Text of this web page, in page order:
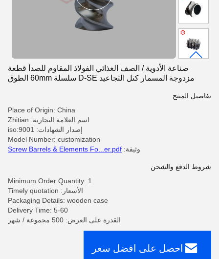
صناعة الأدوية / الصف الغذائي الفولاذ المقاوم للصدأ قطعة
مزدوجة المسمار كتل التجاعيد D-SE سلسلة 60mm الطوق
تفاصيل المنتج
Place of Origin: China
اسم العلامة التجارية: Zhitian
إصدار الشهادات: iso:9001
Model Number: customization
وثيقة: Screw Barrels & Elements Fo...er.pdf
شروط الدفع والشحن
Minimum Order Quantity: 1
الأسعار: Timely quotation
Packaging Details: wooden case
Delivery Time: 5-60
القدرة على العرض: 500 مجموعة / شهر
احصل على افضل سعر